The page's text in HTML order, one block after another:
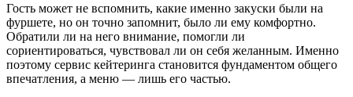
Гость может не вспомнить, какие именно закуски были на
фуршете, но он точно запомнит, было ли ему комфортно.
Обратили ли на него внимание, помогли ли
сориентироваться, чувствовал ли он себя желанным. Именно
поэтому сервис кейтеринга становится фундаментом общего
впечатления, а меню — лишь его частью.